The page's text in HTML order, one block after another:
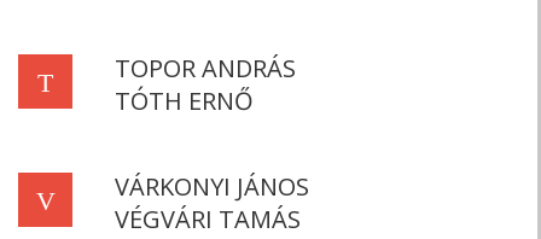
T
TOPOR ANDRÁS
TÓTH ERNŐ
V
VÁRKONYI JÁNOS
VÉGVÁRI TAMÁS